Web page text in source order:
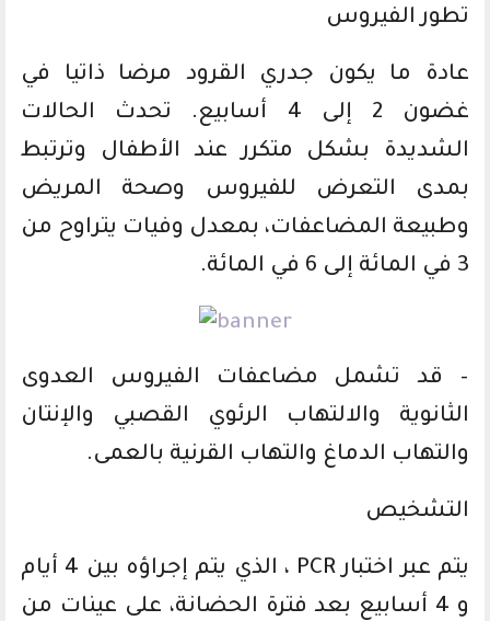
تطور الفيروس
عادة ما يكون جدري القرود مرضا ذاتيا في
غضون 2 إلى 4 أسابيع. تحدث الحالات
الشديدة بشكل متكرر عند الأطفال وترتبط
بمدى التعرض للفيروس وصحة المريض
وطبيعة المضاعفات، بمعدل وفيات يتراوح من
3 في المائة إلى 6 في المائة.
– قد تشمل مضاعفات الفيروس العدوى
الثانوية والالتهاب الرئوي القصبي والإنتان
والتهاب الدماغ والتهاب القرنية بالعمى.
التشخيص
يتم عبر اختبار PCR ، الذي يتم إجراؤه بين 4 أيام
و 4 أسابيع بعد فترة الحضانة، على عينات من